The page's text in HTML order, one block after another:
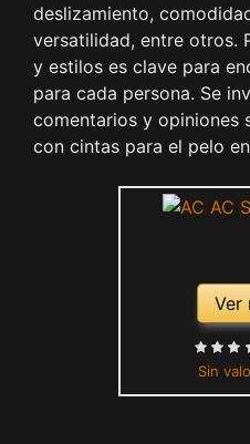
deslizamiento,
versatilidad, entre otros.
y estilos es clave para
para cada persona. Se
comentarios y opiniones
con cintas para el pelo
Ver
Sin